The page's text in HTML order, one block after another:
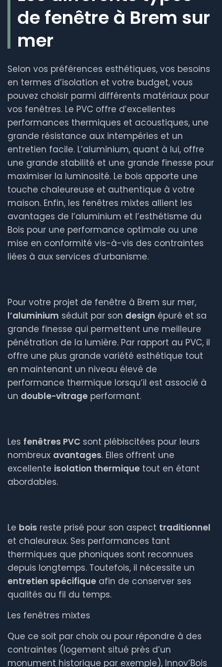
de fenêtre à Brem sur
mer
Selon vos préférences esthétiques, vos besoins
en termes d’isolation et votre budget, vous
pouvez choisir parmi différents matériaux pour
vos fenêtres. Le PVC offre d’excellentes
performances thermiques et acoustiques, une
grande résistance aux intempéries et un
entretien facile. L’aluminium, quant à lui, offre
une grande stabilité et une grande finesse pour
maximiser la luminosité. Le bois apporte une
touche chaleureuse et authentique à votre
maison. Enfin, les fenêtres mixtes allient les
avantages de l’aluminium et l’esthétisme du
Bois pour une performance optimale ou une
mise en conformité vis-à-vis des contraintes
liées à aux services d’urbanisme.
Pour votre projet de fenêtre à Brem sur mer,
l’aluminium séduit par son design épuré et sa
grande finesse qui permettent une meilleure
pénétration de la lumière. Par rapport au PVC, il
offre une plus grande variété esthétique tout
en maintenant un niveau élevé de
performance thermique lorsqu’il est associé à
un double-vitrage performant.
Les fenêtres PVC sont plébiscitées pour leurs
nombreux avantages. Elles offrent une
excellente isolation thermique tout en étant
abordables.
Le bois reste prisé pour son aspect traditionnel
et chaleureux. Ses performances tant
thermiques que phoniques sont reconnues
depuis longtemps. Toutefois, il nécessite un
entretien spécifique afin de conserver ses
qualités au fil du temps.
Les fenêtres mixtes
Que ce soit par choix ou pour répondre à des
contraintes (logement situé près d’un
monument historique par exemple), Innov’Bois